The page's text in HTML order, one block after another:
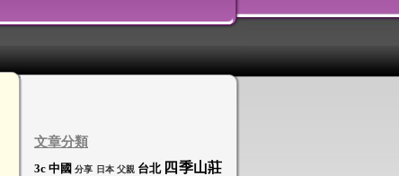
文章分類
3c 中國 分享 日本 父親 台北 四季山莊